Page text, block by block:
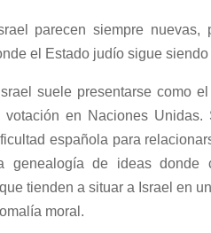
parecen siempre
el Estado judío sigue
suele presentarse como
votación en Naciones
española para
genealogía de ideas donde
tienden a situar a Israel en
moral.